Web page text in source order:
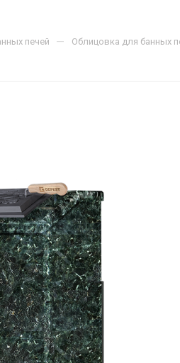
печей — Облицовка для банных